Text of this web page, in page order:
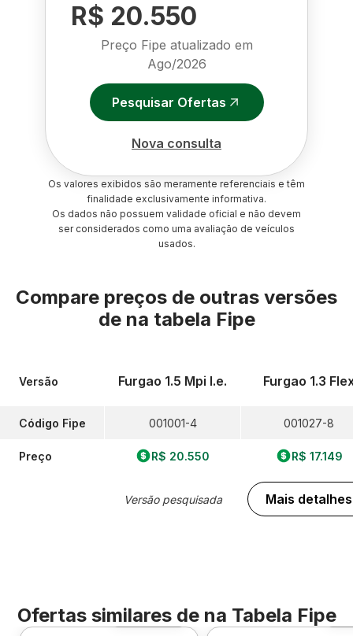
R$ 20.550
Preço Fipe atualizado em
Ago/2026
Pesquisar Ofertas
Nova consulta
Os valores exibidos são meramente referenciais e têm
finalidade exclusivamente informativa.
Os dados não possuem validade oficial e não devem
ser considerados como uma avaliação de veículos
usados.
Compare preços de outras versões
de na tabela Fipe
Versão
Código Fipe
Preço
Furgao 1.5 Mpi I.e.
001001-4
R$ 20.550
Versão pesquisada
Furgao 1.3
001027-8
R$ 17.149
Mais detalhes
Ofertas similares de na Tabela Fipe
Foto 360º